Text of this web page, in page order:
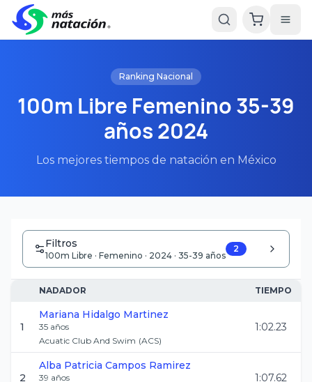
Ranking Nacional
100m Libre Femenino 35-39
años 2024
Los mejores tiempos de natación en México
Filtros
100m Libre · Femenino · 2024 · 35-39 años
2
NADADOR TIEMPO
1
Mariana Hidalgo Martinez
35 años
Acuatic Club And Swim (ACS)
1:02.23
2
Alba Patricia Campos Ramirez
39 años
1:07.62